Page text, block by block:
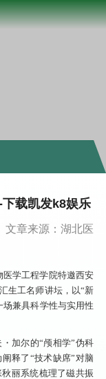
载凯发k8娱乐
文章来源：湖北医
学工程学院特邀西安
生工名师讲坛，以“新
兼具科学性与实用性
加尔的“颅相学”伪科
释了“技术缺席”对脑
秋丽系统梳理了磁共振